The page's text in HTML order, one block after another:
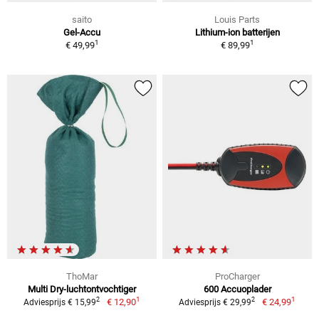
saito
Gel-Accu
€ 49,991
Louis Parts
Lithium-ion batterijen
€ 89,991
ThoMar
Multi Dry-luchtontvochtiger
Adviesprijs € 15,992 € 12,901
ProCharger
600 Accuoplader
Adviesprijs € 29,992 € 24,991